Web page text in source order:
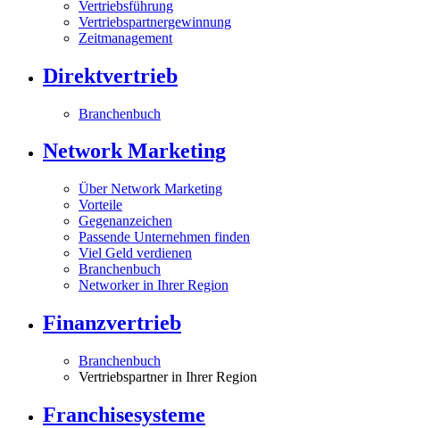
Vertriebsführung
Vertriebspartnergewinnung
Zeitmanagement
Direktvertrieb
Branchenbuch
Network Marketing
Über Network Marketing
Vorteile
Gegenanzeichen
Passende Unternehmen finden
Viel Geld verdienen
Branchenbuch
Networker in Ihrer Region
Finanzvertrieb
Branchenbuch
Vertriebspartner in Ihrer Region
Franchisesysteme